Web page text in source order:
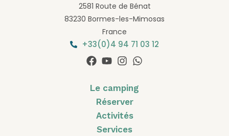
2581 Route de Bénat
83230 Bormes-les-Mimosas
France
+33(0)4 94 71 03 12
Le camping
Réserver
Activités
Services